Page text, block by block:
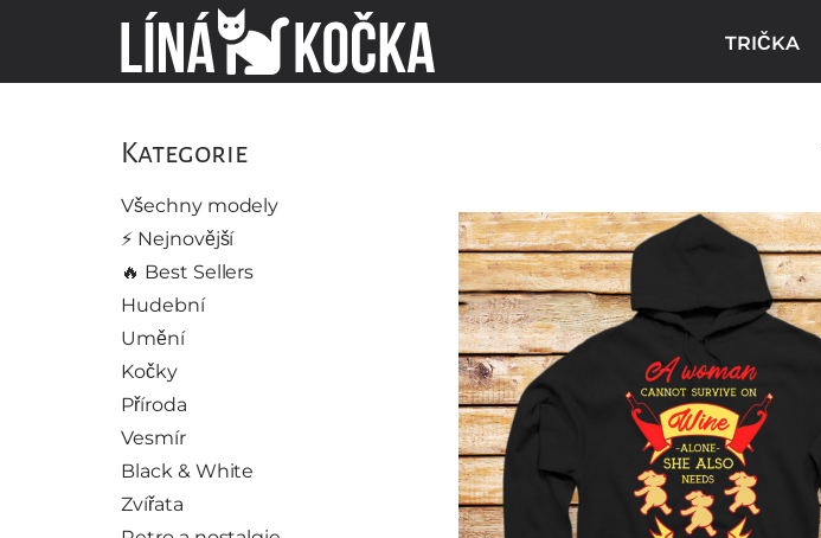
TRIČKA
Kategorie
Všechny modely
⚡️ Nejnovější
🔥 Best Sellers
Hudební
Umění
Kočky
Příroda
Vesmír
Black & White
Zvířata